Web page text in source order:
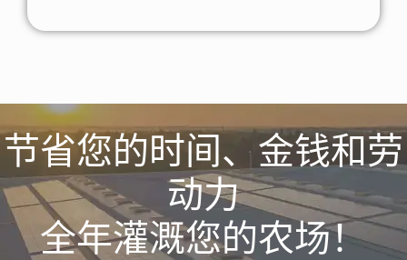
节省您的时间、金钱和劳
动力
全年灌溉您的农场！